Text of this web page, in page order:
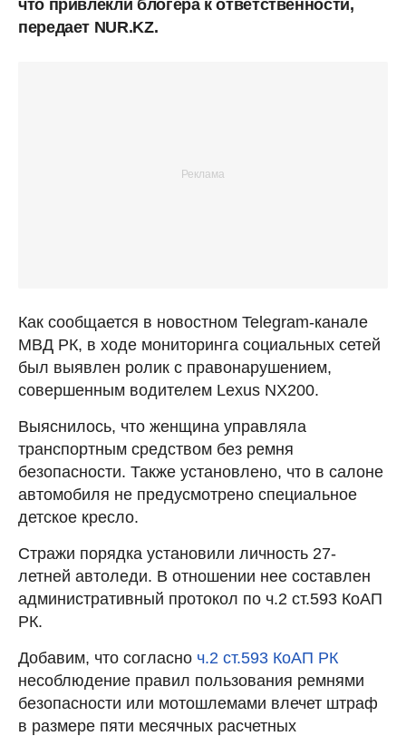
что привлекли блогера к ответственности,
передает NUR.KZ.
Как сообщается в новостном Telegram-канале
МВД РК, в ходе мониторинга социальных сетей
был выявлен ролик с правонарушением,
совершенным водителем Lexus NX200.
Выяснилось, что женщина управляла
транспортным средством без ремня
безопасности. Также установлено, что в салоне
автомобиля не предусмотрено специальное
детское кресло.
Стражи порядка установили личность 27-
летней автоледи. В отношении нее составлен
административный протокол по ч.2 ст.593 КоАП
РК.
Добавим, что согласно ч.2 ст.593 КоАП РК
несоблюдение правил пользования ремнями
безопасности или мотошлемами влечет штраф
в размере пяти месячных расчетных